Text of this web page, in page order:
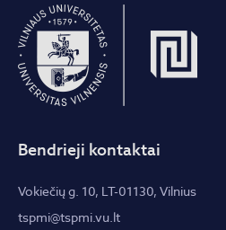
Bendrieji kontaktai
Vokiečių g. 10, LT-01130, Vilnius
tspmi@tspmi.vu.lt